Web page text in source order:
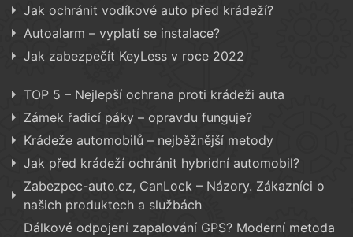
Jak ochránit vodíkové auto před krádeží?
Autoalarm – vyplatí se instalace?
Jak zabezpečít KeyLess v roce 2022
TOP 5 – Nejlepší ochrana proti krádeži auta
Zámek řadicí páky – opravdu funguje?
Krádeže automobilů – nejběžnější metody
Jak před krádeží ochránit hybridní automobil?
Zabezpec-auto.cz, CanLock – Názory. Zákazníci o
našich produktech a službách
Dálkové odpojení zapalování GPS? Moderní metoda